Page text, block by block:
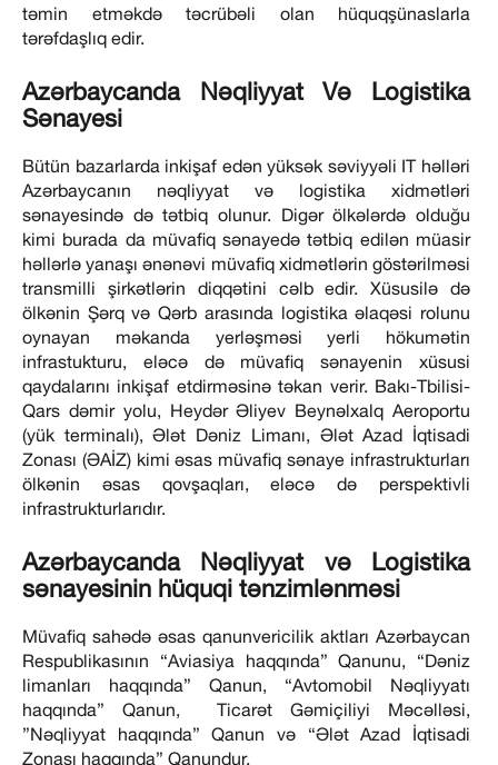
təmin etməkdə təcrübəli olan hüquqşünaslarla
tərəfdaşlıq edir.
Azərbaycanda Nəqliyyat Və Logistika
Sənayesi
Bütün bazarlarda inkişaf edən yüksək səviyyəli IT həlləri
Azərbaycanın nəqliyyat və logistika xidmətləri
sənayesində də tətbiq olunur. Digər ölkələrdə olduğu
kimi burada da müvafiq sənayedə tətbiq edilən müasir
həllərlə yanaşı ənənəvi müvafiq xidmətlərin göstərilməsi
transmilli şirkətlərin diqqətini cəlb edir. Xüsusilə də
ölkənin Şərq və Qərb arasında logistika əlaqəsi rolunu
oynayan məkanda yerləşməsi yerli hökumətin
infrastukturu, eləcə də müvafiq sənayenin xüsusi
qaydalarını inkişaf etdirməsinə təkan verir. Bakı-Tbilisi-
Qars dəmir yolu, Heydər Əliyev Beynəlxalq Aeroportu
(yük terminalı), Ələt Dəniz Limanı, Ələt Azad İqtisadi
Zonası (ƏAİZ) kimi əsas müvafiq sənaye infrastrukturları
ölkənin əsas qovşaqları, eləcə də perspektivli
infrastrukturlarıdır.
Azərbaycanda Nəqliyyat və Logistika
sənayesinin hüquqi tənzimlənməsi
Müvafiq sahədə əsas qanunvericilik aktları Azərbaycan
Respublikasının “Aviasiya haqqında” Qanunu, “Dəniz
limanları haqqında” Qanun, “Avtomobil Nəqliyyatı
haqqında” Qanun, Ticarət Gəmiçiliyi Məcəlləsi,
”Nəqliyyat haqqında” Qanun və “Ələt Azad İqtisadi
Zonası haqqında” Qanundur.